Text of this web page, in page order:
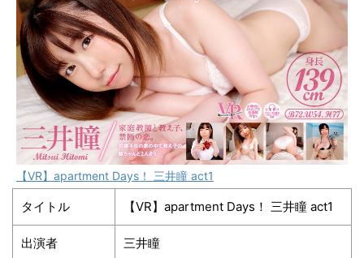
【VR】apartment Days！ 三井瞳 act1
タイトル 【VR】apartment Days！ 三井瞳 act1
出演者 三井瞳